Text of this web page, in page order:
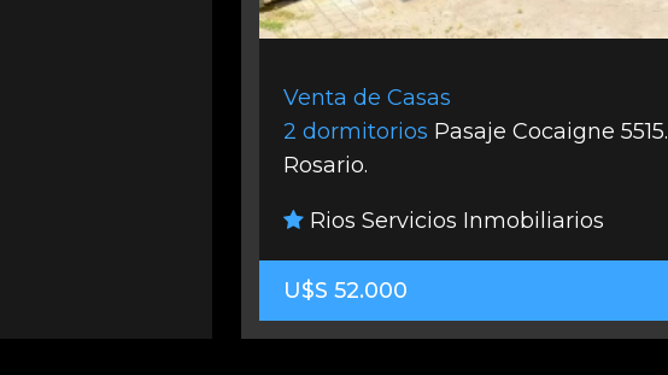
Venta de Casas
2 dormitorios Pasaje Cocaigne 5515.
Rosario.
Rios Servicios Inmobiliarios
U$S 52.000